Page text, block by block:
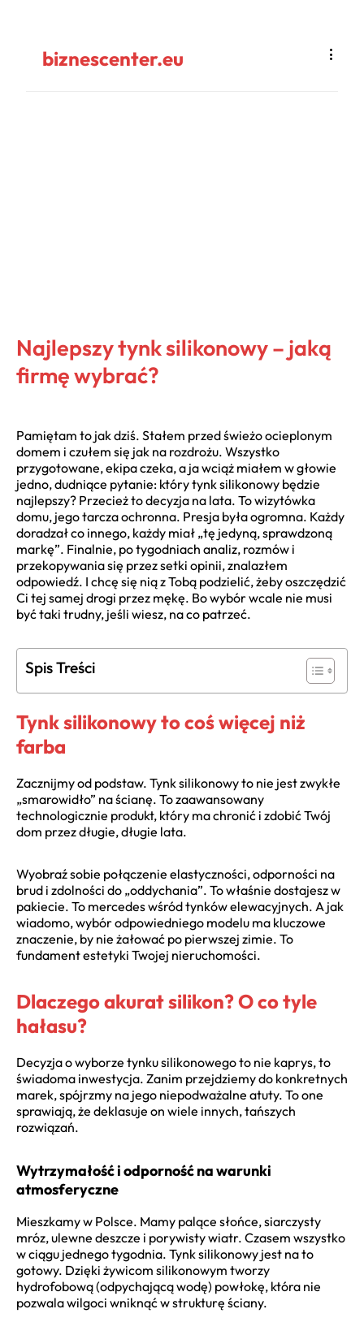
biznescenter.eu
Najlepszy tynk silikonowy – jaką
firmę wybrać?
Pamiętam to jak dziś. Stałem przed świeżo ocieplonym
domem i czułem się jak na rozdrożu. Wszystko
przygotowane, ekipa czeka, a ja wciąż miałem w głowie
jedno, dudniące pytanie: który tynk silikonowy będzie
najlepszy? Przecież to decyzja na lata. To wizytówka
domu, jego tarcza ochronna. Presja była ogromna. Każdy
doradzał co innego, każdy miał „tę jedyną, sprawdzoną
markę”. Finalnie, po tygodniach analiz, rozmów i
przekopywania się przez setki opinii, znalazłem
odpowiedź. I chcę się nią z Tobą podzielić, żeby oszczędzić
Ci tej samej drogi przez mękę. Bo wybór wcale nie musi
być taki trudny, jeśli wiesz, na co patrzeć.
Spis Treści
Tynk silikonowy to coś więcej niż
farba
Zacznijmy od podstaw. Tynk silikonowy to nie jest zwykłe
„smarowidło” na ścianę. To zaawansowany
technologicznie produkt, który ma chronić i zdobić Twój
dom przez długie, długie lata.
Wyobraź sobie połączenie elastyczności, odporności na
brud i zdolności do „oddychania”. To właśnie dostajesz w
pakiecie. To mercedes wśród tynków elewacyjnych. A jak
wiadomo, wybór odpowiedniego modelu ma kluczowe
znaczenie, by nie żałować po pierwszej zimie. To
fundament estetyki Twojej nieruchomości.
Dlaczego akurat silikon? O co tyle
hałasu?
Decyzja o wyborze tynku silikonowego to nie kaprys, to
świadoma inwestycja. Zanim przejdziemy do konkretnych
marek, spójrzmy na jego niepodważalne atuty. To one
sprawiają, że deklasuje on wiele innych, tańszych
rozwiązań.
Wytrzymałość i odporność na warunki
atmosferyczne
Mieszkamy w Polsce. Mamy palące słońce, siarczysty
mróz, ulewne deszcze i porywisty wiatr. Czasem wszystko
w ciągu jednego tygodnia. Tynk silikonowy jest na to
gotowy. Dzięki żywicom silikonowym tworzy
hydrofobową (odpychającą wodę) powłokę, która nie
pozwala wilgoci wniknąć w strukturę ściany.